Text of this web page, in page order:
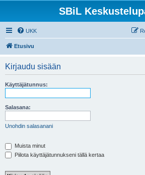
SBiL
UKK
Etusivu
Kirjaudu sisään
Käyttäjätunnus:
Salasana:
Unohdin salasanani
Muista minut
Piilota käyttäjätunnukseni tällä kertaa